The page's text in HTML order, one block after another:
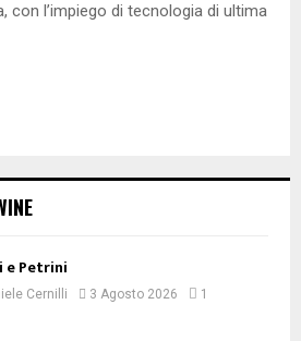
con l’impiego di tecnologia di ultima
e Petrini
Cernilli 3 Agosto 2026 1